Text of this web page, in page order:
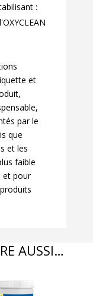
:
et
par le
que
et les
faible
et pour
AUSSI…